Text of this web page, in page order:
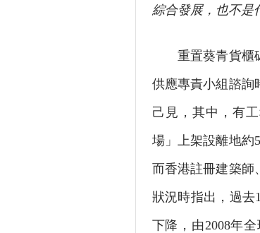
綜合發展，也不是
重置葵青貨櫃碼
供應專責小組諮詢
己見，其中，有
場」上架設離地約
而香港註冊建築師
狀況時指出，過去
下降，由2008年